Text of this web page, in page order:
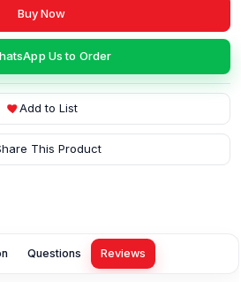
Buy Now
Us to Order
Add to List
This Product
Questions Reviews